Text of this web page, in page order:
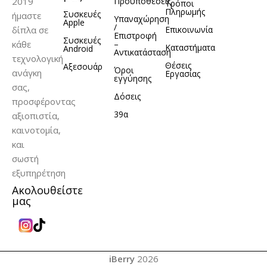
ήμαστε
δίπλα σε
κάθε
τεχνολογική
ανάγκη
σας,
προσφέροντας
αξιοπιστία,
καινοτομία,
και
σωστή
εξυπηρέτηση
Ακολουθείστε
μας
Συσκευές
Apple
Συσκευές
Android
Αξεσουάρ
Υπαναχώρηση
/
Επιστροφή
–
Αντικατάσταση
Όροι
εγγύησης
Δόσεις
39α
Τρόποι
Πληρωμής
Επικοινωνία
Καταστήματα
Θέσεις
Εργασίας
iBerry 2026